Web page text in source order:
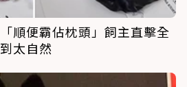
順便霸佔枕頭」飼主直擊全
太自然